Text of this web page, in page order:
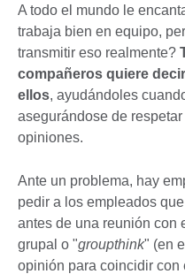
A todo el mundo le
trabaja bien en equipo,
transmitir eso realmente?
compañeros quiere
ellos, ayudándoles
asegurándose de
opiniones.
Ante un problema, hay
pedir a los empleados
antes de una reunión con
grupal o "groupthink" (en
opinión para coincidir con